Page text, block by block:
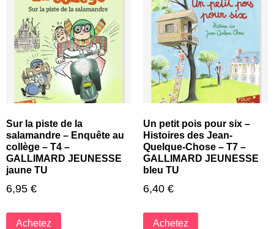
Sur la piste de la
salamandre – Enquête au
collège – T4 –
GALLIMARD JEUNESSE
jaune TU
6,95 €
Achetez
Un petit pois pour six –
Histoires des Jean-
Quelque-Chose – T7 –
GALLIMARD JEUNESSE
bleu TU
6,40 €
Achetez